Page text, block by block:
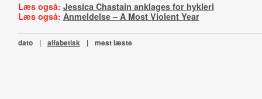
Læs også: Jessica Chastain anklages for hykleri
Læs også: Anmeldelse – A Most Violent Year
dato | alfabetisk | mest læste